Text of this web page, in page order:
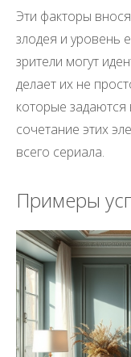
Эти факторы
злодея и уровень
зрители могут
делает их не
которые
сочетание этих
всего сериала.
Примеры